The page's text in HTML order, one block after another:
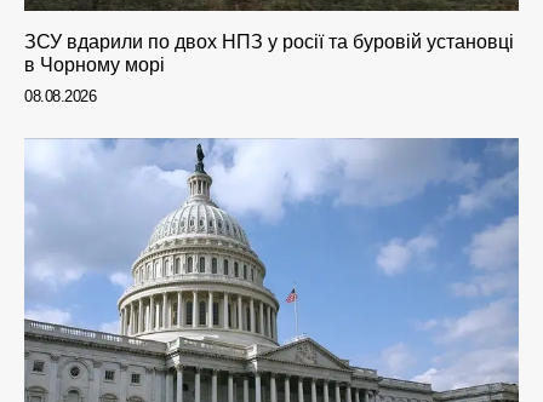
ЗСУ вдарили по двох НПЗ у росії та буровій установці
в Чорному морі
08.08.2026